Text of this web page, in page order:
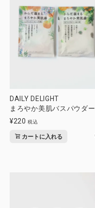
DAILY DELIGHT
まろやか美肌バスパウダー
¥220 税込
カートに入れる